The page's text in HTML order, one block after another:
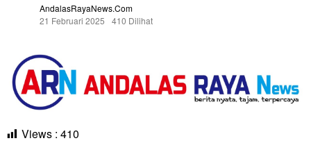
AndalasRayaNews.com
21 Februari 2025
410 Dilihat
Views : 410